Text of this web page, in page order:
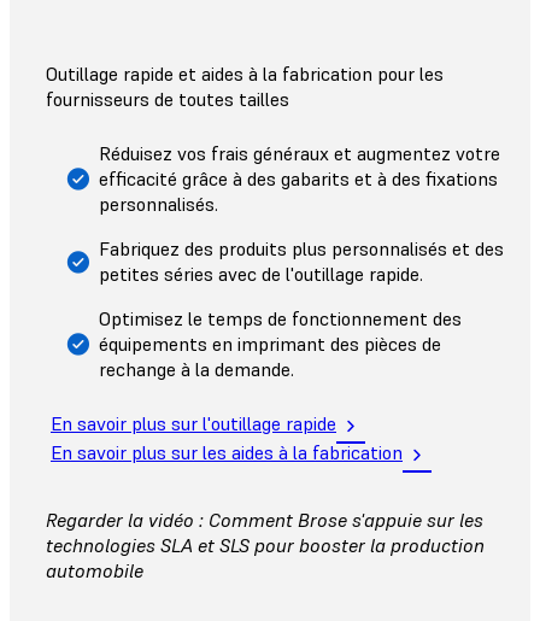
Outillage rapide et aides à la fabrication pour les
fournisseurs de toutes tailles
Réduisez vos frais généraux et augmentez votre
efficacité grâce à des gabarits et à des fixations
personnalisés.
Fabriquez des produits plus personnalisés et des
petites séries avec de l'outillage rapide.
Optimisez le temps de fonctionnement des
équipements en imprimant des pièces de
rechange à la demande.
En savoir plus sur l'outillage rapide
En savoir plus sur les aides à la fabrication
Regarder la vidéo : Comment Brose s'appuie sur les
technologies SLA et SLS pour booster la production
automobile